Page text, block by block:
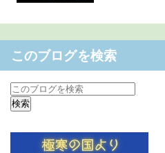
このブログを検索